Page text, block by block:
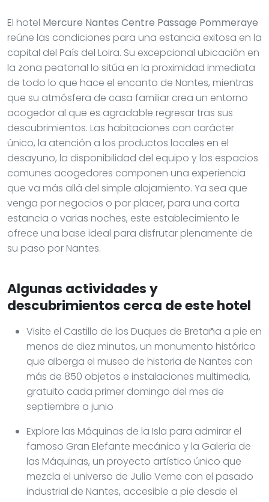
El hotel Mercure Nantes Centre Passage Pommeraye
reúne las condiciones para una estancia exitosa en la
capital del País del Loira. Su excepcional ubicación en
la zona peatonal lo sitúa en la proximidad inmediata
de todo lo que hace el encanto de Nantes, mientras
que su atmósfera de casa familiar crea un entorno
acogedor al que es agradable regresar tras sus
descubrimientos. Las habitaciones con carácter
único, la atención a los productos locales en el
desayuno, la disponibilidad del equipo y los espacios
comunes acogedores componen una experiencia
que va más allá del simple alojamiento. Ya sea que
venga por negocios o por placer, para una corta
estancia o varias noches, este establecimiento le
ofrece una base ideal para disfrutar plenamente de
su paso por Nantes.
Algunas actividades y
descubrimientos cerca de este hotel
Visite el Castillo de los Duques de Bretaña a pie en
menos de diez minutos, un monumento histórico
que alberga el museo de historia de Nantes con
más de 850 objetos e instalaciones multimedia,
gratuito cada primer domingo del mes de
septiembre a junio
Explore las Máquinas de la Isla para admirar el
famoso Gran Elefante mecánico y la Galería de
las Máquinas, un proyecto artístico único que
mezcla el universo de Julio Verne con el pasado
industrial de Nantes, accesible a pie desde el